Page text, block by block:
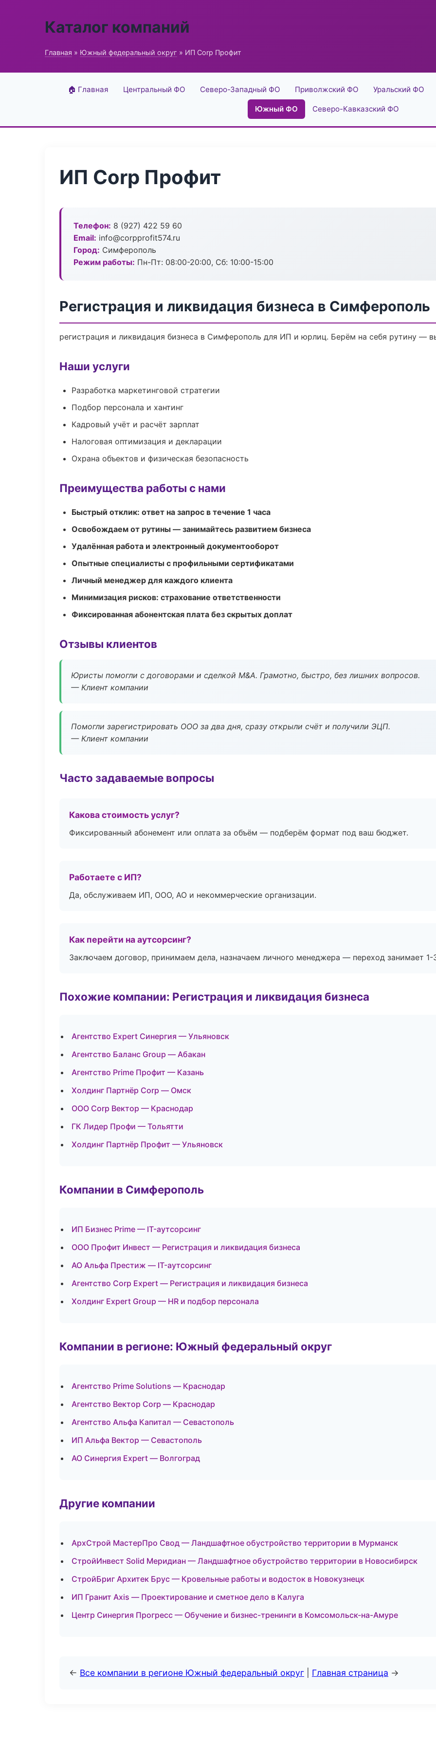
Каталог компаний
Главная » Южный федеральный округ » ИП Corp Профит
🏠 Главная Центральный ФО Северо-Западный ФО Приволжский ФО Уральский ФО
Южный ФО Северо-Кавказский ФО
ИП Corp Профит
Телефон: 8 (927) 422 59 60
Email: info@corpprofit574.ru
Город: Симферополь
Режим работы: Пн-Пт: 08:00-20:00, Сб: 10:00-15:00
Регистрация и ликвидация бизнеса в Симферополь
регистрация и ликвидация бизнеса в Симферополь для ИП и юрлиц. Берём на себя рутину —
Наши услуги
Разработка маркетинговой стратегии
Подбор персонала и хантинг
Кадровый учёт и расчёт зарплат
Налоговая оптимизация и декларации
Охрана объектов и физическая безопасность
Преимущества работы с нами
Быстрый отклик: ответ на запрос в течение 1 часа
Освобождаем от рутины — занимайтесь развитием бизнеса
Удалённая работа и электронный документооборот
Опытные специалисты с профильными сертификатами
Личный менеджер для каждого клиента
Минимизация рисков: страхование ответственности
Фиксированная абонентская плата без скрытых доплат
Отзывы клиентов
Юристы помогли с договорами и сделкой M&A. Грамотно, быстро, без лишних вопросов.
— Клиент компании
Помогли зарегистрировать ООО за два дня, сразу открыли счёт и получили ЭЦП.
— Клиент компании
Часто задаваемые вопросы
Какова стоимость услуг?
Фиксированный абонемент или оплата за объём — подберём формат под ваш бюджет.
Работаете с ИП?
Да, обслуживаем ИП, ООО, АО и некоммерческие организации.
Как перейти на аутсорсинг?
Заключаем договор, принимаем дела, назначаем личного менеджера — переход занимает 1-
Похожие компании: Регистрация и ликвидация бизнеса
Агентство Expert Синергия — Ульяновск
Агентство Баланс Group — Абакан
Агентство Prime Профит — Казань
Холдинг Партнёр Corp — Омск
ООО Corp Вектор — Краснодар
ГК Лидер Профи — Тольятти
Холдинг Партнёр Профит — Ульяновск
Компании в Симферополь
ИП Бизнес Prime — IT-аутсорсинг
ООО Профит Инвест — Регистрация и ликвидация бизнеса
АО Альфа Престиж — IT-аутсорсинг
Агентство Corp Expert — Регистрация и ликвидация бизнеса
Холдинг Expert Group — HR и подбор персонала
Компании в регионе: Южный федеральный округ
Агентство Prime Solutions — Краснодар
Агентство Вектор Corp — Краснодар
Агентство Альфа Капитал — Севастополь
ИП Альфа Вектор — Севастополь
АО Синергия Expert — Волгоград
Другие компании
АрхСтрой МастерПро Свод — Ландшафтное обустройство территории в Мурманск
СтройИнвест Solid Меридиан — Ландшафтное обустройство территории в Новосибирск
СтройБриг Архитек Брус — Кровельные работы и водосток в Новокузнецк
ИП Гранит Axis — Проектирование и сметное дело в Калуга
Центр Синергия Прогресс — Обучение и бизнес-тренинги в Комсомольск-на-Амуре
← Все компании в регионе Южный федеральный округ Главная страница →